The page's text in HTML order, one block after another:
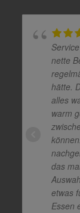
nette
hätte.
alles
warm
das
etwas
Essen